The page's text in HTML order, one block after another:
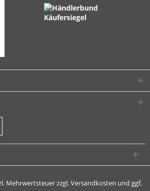
Mehrwertsteuer zzgl.Versandkosten und ggf.